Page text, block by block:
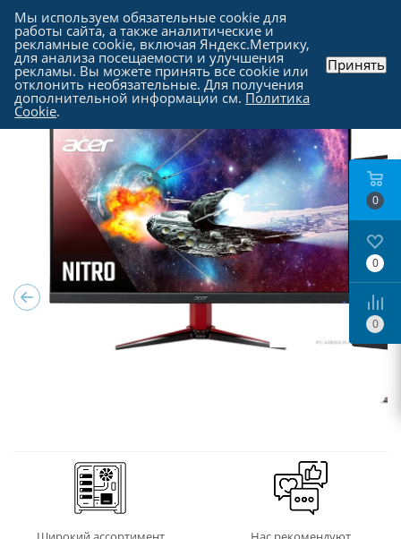
Каталог - Мониторы
0
0
0
Мы используем обязательные cookie для
работы сайта, а также аналитические и
рекламные cookie, включая Яндекс.Метрику,
для анализа посещаемости и улучшения
рекламы. Вы можете принять все cookie или
отклонить необязательные. Для получения
дополнительной информации см. Политика
Cookie.
Принять